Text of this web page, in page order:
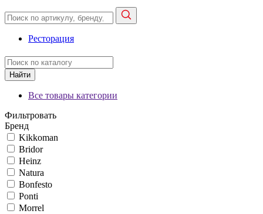
Ресторация
Найти
Все товары категории
Фильтровать
Бренд
Kikkoman
Bridor
Heinz
Natura
Bonfesto
Ponti
Morrel